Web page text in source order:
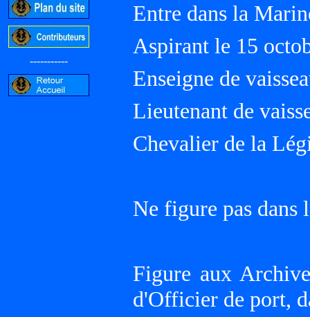
-----------
Entre dans la
Aspirant le 15
Enseigne de
Lieutenant de
Chevalier de la
Ne figure pas dans
Figure aux
d'Officier de port,